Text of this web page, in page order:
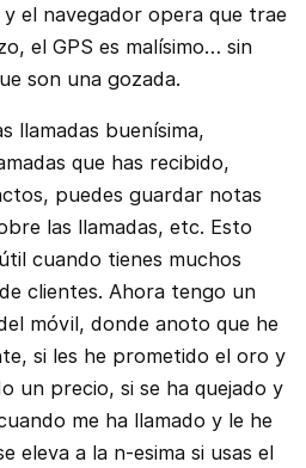
el navegador opera que trae
el GPS es malísimo… sin
son una gozada.
llamadas buenísima,
que has recibido,
puedes guardar notas
las llamadas, etc. Esto
cuando tienes muchos
clientes. Ahora tengo un
móvil, donde anoto que he
si les he prometido el oro y
un precio, si se ha quejado y
me ha llamado y le he
eleva a la n-esima si usas el